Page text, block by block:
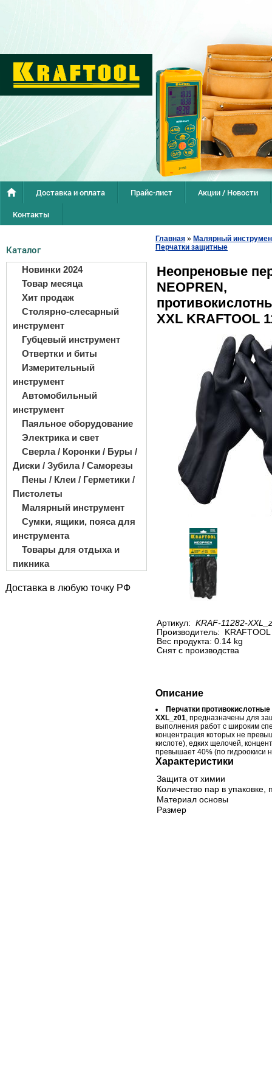
Доставка и оплата Прайс-лист
Акции / Новости
Контакты
Каталог
Новинки 2024
Товар месяца
Хит продаж
Столярно-слесарный
инструмент
Губцевый инструмент
Отвертки и биты
Измерительный
инструмент
Автомобильный
инструмент
Паяльное оборудование
Электрика и свет
Сверла / Коронки / Буры /
Диски / Зубила / Саморезы
Пены / Клеи / Герметики /
Пистолеты
Малярный инструмент
Сумки, ящики, пояса для
инструмента
Товары для отдыха и
пикника
Доставка в любую точку РФ
Главная » Малярный
Перчатки защитные
Неопреновые
NEOPREN,
XXL KRAFTOOL
Артикул: KRAF-11282-
Производитель:
KRAFTOOL
Вес продукта: 0.14 kg
Снят с производства
Описание
Перчатки противокислотные
XXL_z01, предназначены для
выполнения работ с широким
концентрация которых не
кислоте), едких щелочей,
превышает 40% (по гидроокиси
Характеристики
Защита от химии
Количество пар в упаковке,
Материал основы
Размер